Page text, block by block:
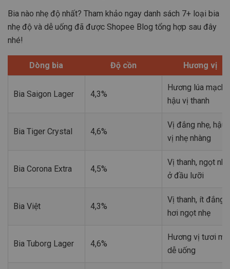
Bia nào nhẹ độ nhất? Tham khảo ngay danh sách 7+ loại bia
nhẹ độ và dễ uống đã được Shopee Blog tổng hợp sau đây
nhé!
Dòng bia Độ cồn Hương vị
Bia Saigon Lager 4,3%
Hương lúa mạch,
hậu vị thanh
Bia Tiger Crystal 4,6%
Vị đắng nhẹ, hậu
vị nhẹ nhàng
Bia Corona Extra 4,5%
Vị thanh, ngọt nhẹ
ở đầu lưỡi
Bia Việt 4,3%
Vị thanh, ít đắng,
hơi ngọt nhẹ
Bia Tuborg Lager 4,6%
Hương vị tươi
dễ uống